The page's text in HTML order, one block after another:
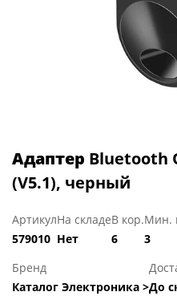
Адаптер Bluetooth
(V5.1), черный
Артикул
579010
На складе
Нет
В кор.
6
Мин.
3
Бренд
Каталог Электроника >До